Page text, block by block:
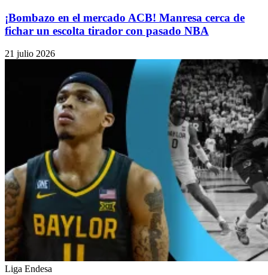
¡Bombazo en el mercado ACB! Manresa cerca de
fichar un escolta tirador con pasado NBA
21 julio 2026
Liga Endesa